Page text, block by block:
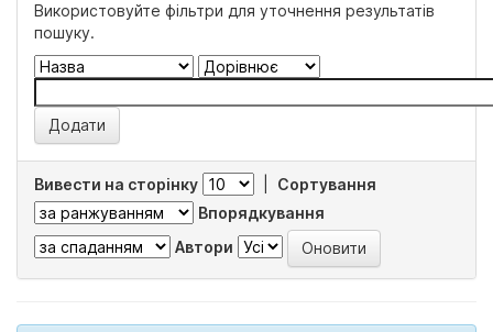
Використовуйте фільтри для уточнення результатів
пошуку.
Вивести на сторінку
Сортування
Впорядкування
Автори